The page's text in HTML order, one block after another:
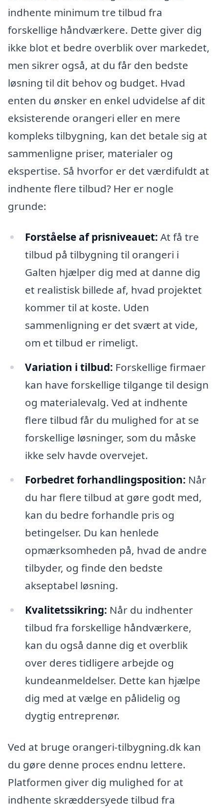
indhente minimum tre tilbud fra
forskellige håndværkere. Dette giver dig
ikke blot et bedre overblik over markedet,
men sikrer også, at du får den bedste
løsning til dit behov og budget. Hvad
enten du ønsker en enkel udvidelse af dit
eksisterende orangeri eller en mere
kompleks tilbygning, kan det betale sig at
sammenligne priser, materialer og
ekspertise. Så hvorfor er det værdifuldt at
indhente flere tilbud? Her er nogle
grunde:
Forståelse af prisniveauet: At få tre
tilbud på tilbygning til orangeri i
Galten hjælper dig med at danne dig
et realistisk billede af, hvad projektet
kommer til at koste. Uden
sammenligning er det svært at vide,
om et tilbud er rimeligt.
Variation i tilbud: Forskellige firmaer
kan have forskellige tilgange til design
og materialevalg. Ved at indhente
flere tilbud får du mulighed for at se
forskellige løsninger, som du måske
ikke selv havde overvejet.
Forbedret forhandlingsposition: Når
du har flere tilbud at gøre godt med,
kan du bedre forhandle pris og
betingelser. Du kan henlede
opmærksomheden på, hvad de andre
tilbyder, og finde den bedste
akseptabel løsning.
Kvalitetssikring: Når du indhenter
tilbud fra forskellige håndværkere,
kan du også danne dig et overblik
over deres tidligere arbejde og
kundeanmeldelser. Dette kan hjælpe
dig med at vælge en pålidelig og
dygtig entreprenør.
Ved at bruge orangeri-tilbygning.dk kan
du gøre denne proces endnu lettere.
Platformen giver dig mulighed for at
indhente skræddersyede tilbud fra